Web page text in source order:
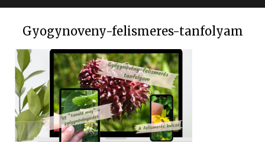
Gyogynoveny-felismeres-tanfolyam